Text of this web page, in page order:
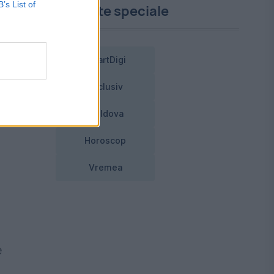
List of
Proiecte speciale
SmartDigi
Exclusiv
Moldova
Horoscop
Vremea